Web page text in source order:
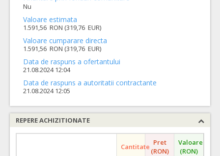
Nu
Valoare estimata
1.591,56 RON (319,76 EUR)
Valoare cumparare directa
1.591,56 RON (319,76 EUR)
Data de raspuns a ofertantului
21.08.2024 12:04
Data de raspuns a autoritatii contractante
21.08.2024 12:05
REPERE ACHIZITIONATE
Cantitate Pret
(RON)
Valoare
(RON)